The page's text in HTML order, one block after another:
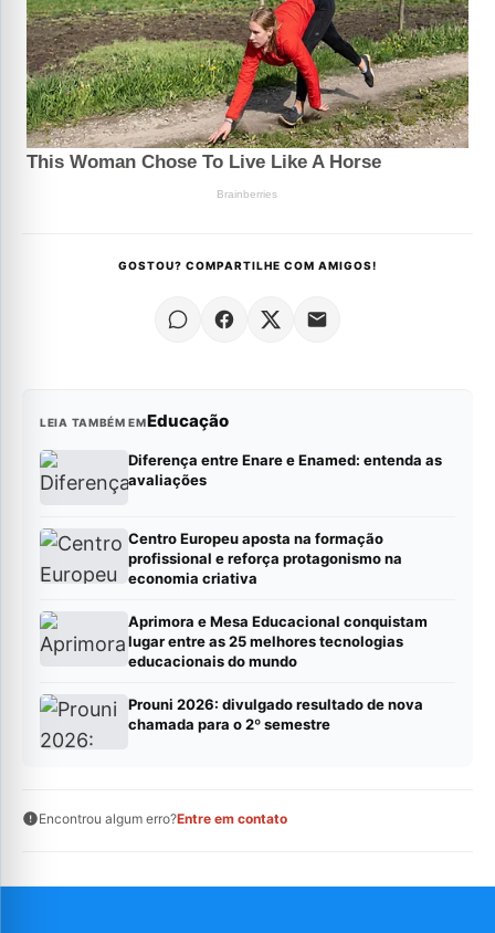
GOSTOU? COMPARTILHE COM AMIGOS!
LEIA TAMBÉM EMEducação
Diferença entre Enare e Enamed: entenda as
avaliações
Centro Europeu aposta na formação
profissional e reforça protagonismo na
economia criativa
Aprimora e Mesa Educacional conquistam
lugar entre as 25 melhores tecnologias
educacionais do mundo
Prouni 2026: divulgado resultado de nova
chamada para o 2º semestre
Encontrou algum erro?Entre em contato